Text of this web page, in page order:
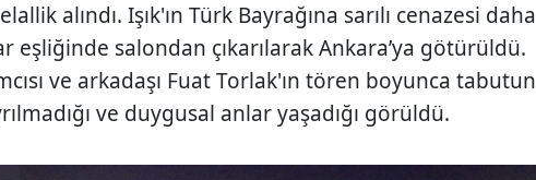
alındı. Işık'ın Türk Bayrağına sarılı cenazesi daha
eşliğinde salondan çıkarılarak Ankara’ya götürüldü.
ve arkadaşı Fuat Torlak'ın tören boyunca tabutun
ve duygusal anlar yaşadığı görüldü.